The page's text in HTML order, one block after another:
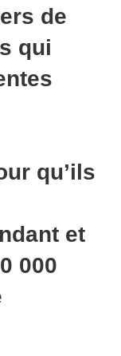
de
qui
qu’ils
et
000